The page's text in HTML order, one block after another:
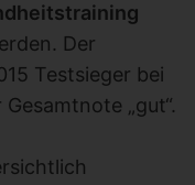
Der
Testsieger bei
„gut“.